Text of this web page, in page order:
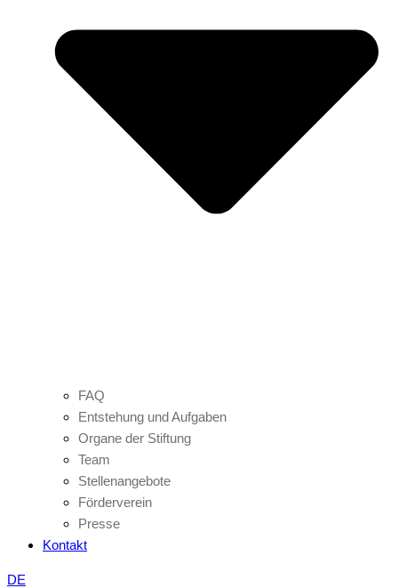
FAQ
Entstehung und Aufgaben
Organe der Stiftung
Team
Stellenangebote
Förderverein
Presse
Kontakt
DE